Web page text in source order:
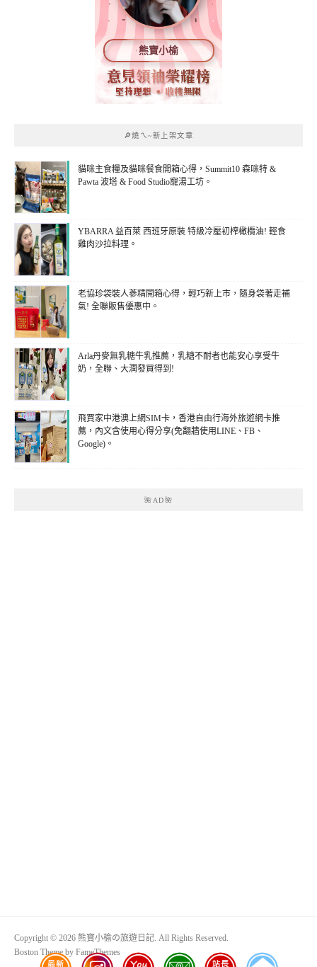
熊寶小榆
🔎燒ㄟ~新上架文章
貓咪主食糧及貓咪餐食開箱心得，Summit10 森咪特 &
Pawta 波塔 & Food Studio寵湯工坊。
YBARRA 益百萊 西班牙原裝 特級冷壓初榨橄欖油! 輕食
雞肉沙拉料理。
老協珍袋裝人蔘精開箱心得，輕巧新上市，隨身袋著走補
氣! 全聯販售優惠中。
Arla丹麥無乳糖牛乳推薦，乳糖不耐者也能安心享受牛
奶，全聯、大潤發買得到!
飛買家中港澳上網SIM卡，香港自由行海外旅遊網卡推
薦，內文含使用心得分享(免翻牆使用LINE、FB、
Google)。
🌺AD🌺
Copyright © 2026 熊寶小榆の旅遊日記. All Rights Reserved.
Boston Theme by FameThemes